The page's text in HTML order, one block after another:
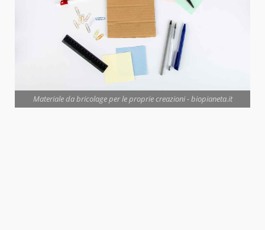
Materiale da bricolage per le proprie creazioni - biopianeta.it